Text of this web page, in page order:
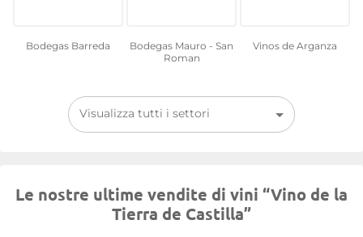
Bodegas Barreda
Bodegas Mauro - San
Roman
Vinos de Arganza
Visualizza tutti i settori
Le nostre ultime vendite di vini “Vino de la
Tierra de Castilla”